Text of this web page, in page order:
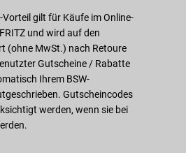
Vorteil gilt für Käufe im Online-
und wird auf den
(ohne MwSt.) nach Retoure
Gutscheine / Rabatte
Ihrem BSW-
Gutscheincodes
werden, wenn sie bei